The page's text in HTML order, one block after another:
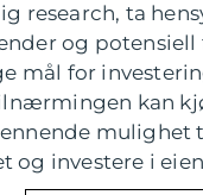
research, ta
og potensiell
mål for
kan
mulighet
og investere i